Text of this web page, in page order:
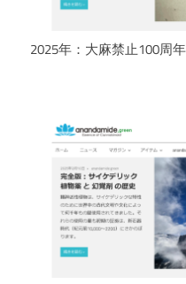
2025年：大麻禁止100周